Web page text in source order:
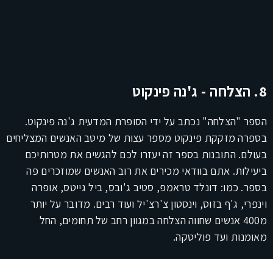
8. הצלחה - ג'נה פינקוט
הספר "הצלחה" נכתב על ידי הסופרת המדעית ג'נה פינקוט.
בספרה מזקקת פינקוט מספר עצות של מיטב האנשים המצליחים
בעולם. התובנות בספר זה יעזרו לכם להגשים את מטרותיכם
ביעילות. אתם בוודאי מכירים את רוב האנשים שמוזכרים פה
בספר. כמו: דונלד טראמפ, סטיב ג'ובס, ביל גייטס, אופרה
וינפרי, ג'ף בזוס, וינסטון צ'רצ'יל ועוד רבים. מדובר על יותר
מ400 אנשים שחווה הצלחה במגוון רחב של תחומים, החל
מאומנות ועד פוליטקה.